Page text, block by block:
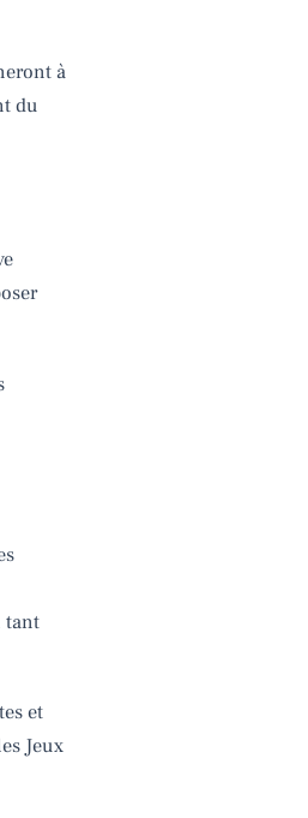
à
du
tant
et
Jeux